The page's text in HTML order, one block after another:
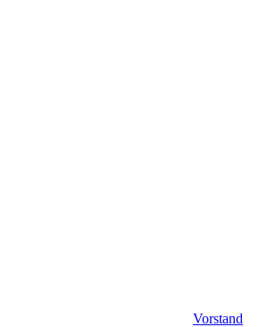
Vorstand